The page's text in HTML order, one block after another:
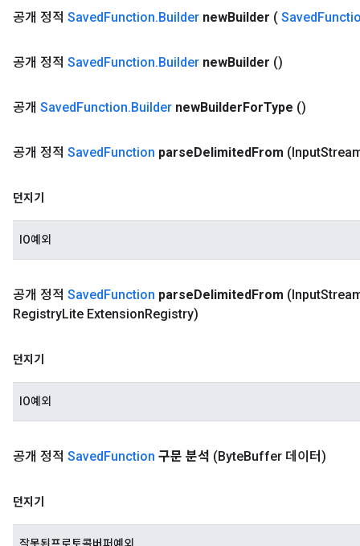
공개 정적 SavedFunction.Builder newBuilder ( Saved
공개 정적 SavedFunction.Builder newBuilder ()
공개 SavedFunction.Builder newBuilderForType ()
공개 정적 SavedFunction parseDelimitedFrom (Input
던지기
IO예외
공개 정적 SavedFunction parseDelimitedFrom (Input
RegistryLite ExtensionRegistry)
던지기
IO예외
공개 정적 SavedFunction 구문 분석 (ByteBuffer 데이터)
던지기